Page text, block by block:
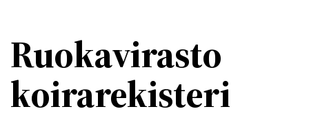
Ruokavirasto
koirarekisteri